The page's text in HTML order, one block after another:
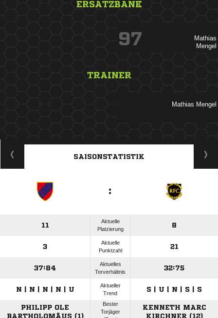
ERSATZBANK


97
TRAINER
 
ANZEIGE
SAISONSTATISTIK
:
11
Aktuelle
Platzierung
8
3
Aktuelle
Punktzahl
21
37:84
Aktuelles
Torverhältnis
32:75
N | N | N | N | U
Aktueller
Trend
S | U | N | S | S
PHILIPP OLE
BARTHOLOMÄUS (1)
Bester
Torjäger
KENNETH MARC
KIRCHNER (12)